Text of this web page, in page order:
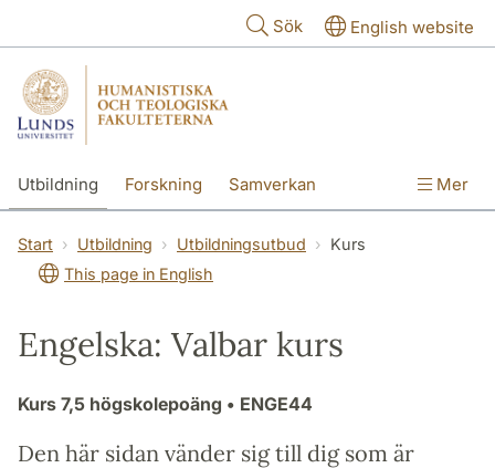
Sök English website
Utbildning Forskning Samverkan Mer
Start Utbildning Utbildningsutbud
Kurs
This page in English
Engelska: Valbar kurs
Kurs 7,5 högskolepoäng • ENGE44
Den här sidan vänder sig till dig som är